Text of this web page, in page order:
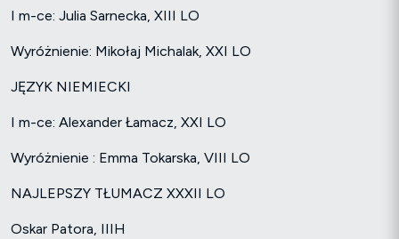
I m-ce: Julia Sarnecka, XIII LO
Wyróżnienie: Mikołaj Michalak, XXI LO
JĘZYK NIEMIECKI
I m-ce: Alexander Łamacz, XXI LO
Wyróżnienie : Emma Tokarska, VIII LO
NAJLEPSZY TŁUMACZ XXXII LO
Oskar Patora, IIIH